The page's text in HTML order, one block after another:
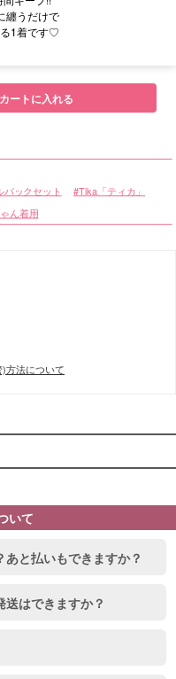
纏うだけで
1着です♡
ートに入れる
バックセット Tika「ティカ」
ん着用
方法について
いて
と払いもできますか？
はできますか？